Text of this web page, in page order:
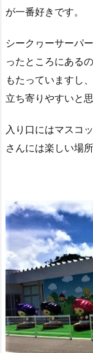
が一番好きです。
シークヮーサーパ
ったところにある
もたっていますし
立ち寄りやすいと思
入り口にはマスコ
さんには楽しい場所